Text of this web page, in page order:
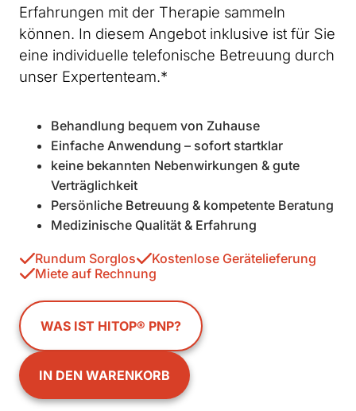
Erfahrungen mit der Therapie sammeln
können. In diesem Angebot inklusive ist für Sie
eine individuelle telefonische Betreuung durch
unser Expertenteam.*
Behandlung bequem von Zuhause
Einfache Anwendung – sofort startklar
keine bekannten Nebenwirkungen & gute
Verträglichkeit
Persönliche Betreuung & kompetente Beratung
Medizinische Qualität & Erfahrung
Rundum Sorglos
Kostenlose Gerätelieferung
Miete auf Rechnung
WAS IST HITOP® PNP?
IN DEN WARENKORB